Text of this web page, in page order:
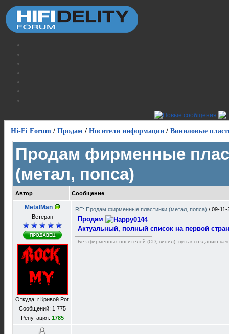
Hi-Fi Forum / Продам / Носители информации / Виниловые
Продам фирменные
(метал, попса)
Автор Сообщение
MetalMan
Ветеран
Откуда: г.Кривой Рог
Сообщений: 1 775
Репутация: 1785
RE: Продам фирменные пластинки (метал, попса) / 09-11-
Продам
Актуальный, полный список на первой
Без фирменных носителей (CD, винил), путь к созданию